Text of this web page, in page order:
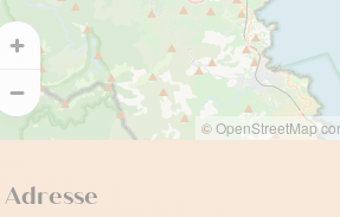
Collioure
en famille
moi le fauvisme
activités Absolument
les activités© OpenStreetMap
Adresse